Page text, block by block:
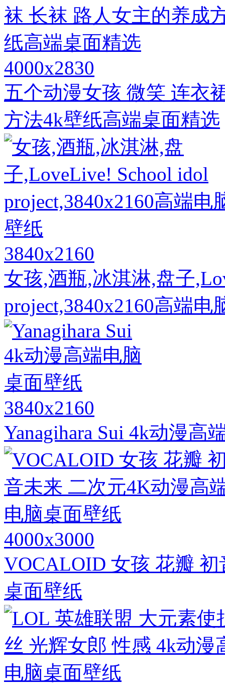
4000x2830
五个动漫女孩 微笑 连衣
方法4k壁纸高端桌面精选
3840x2160
女孩,酒瓶,冰淇淋,盘子
project,3840x2160高端电
3840x2160
Yanagihara Sui 4k动漫高
4000x3000
VOCALOID 女孩 花瓣
桌面壁纸